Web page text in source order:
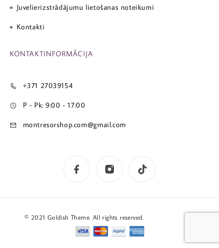
Juvelierizstrādājumu lietošanas noteikumi
Kontakti
KONTAKTINFORMĀCIJA
+371 27039154
P - Pk: 9:00 - 17:00
montresorshop.com@gmail.com
© 2021 Goldish Theme. All rights reserved.